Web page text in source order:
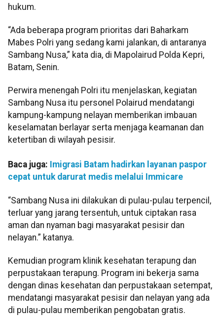
hukum.
“Ada beberapa program prioritas dari Baharkam
Mabes Polri yang sedang kami jalankan, di antaranya
Sambang Nusa,” kata dia, di Mapolairud Polda Kepri,
Batam, Senin.
Perwira menengah Polri itu menjelaskan, kegiatan
Sambang Nusa itu personel Polairud mendatangi
kampung-kampung nelayan memberikan imbauan
keselamatan berlayar serta menjaga keamanan dan
ketertiban di wilayah pesisir.
Baca juga: Imigrasi Batam hadirkan layanan paspor
cepat untuk darurat medis melalui Immicare
“Sambang Nusa ini dilakukan di pulau-pulau terpencil,
terluar yang jarang tersentuh, untuk ciptakan rasa
aman dan nyaman bagi masyarakat pesisir dan
nelayan.” katanya.
Kemudian program klinik kesehatan terapung dan
perpustakaan terapung. Program ini bekerja sama
dengan dinas kesehatan dan perpustakaan setempat,
mendatangi masyarakat pesisir dan nelayan yang ada
di pulau-pulau memberikan pengobatan gratis.